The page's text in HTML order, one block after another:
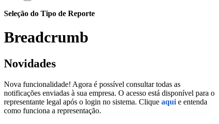
Seleção do Tipo de Reporte
Breadcrumb
Novidades
Nova funcionalidade! Agora é possível consultar todas as
notificações enviadas à sua empresa. O acesso está disponível para o
representante legal após o login no sistema. Clique aqui e entenda
como funciona a representação.